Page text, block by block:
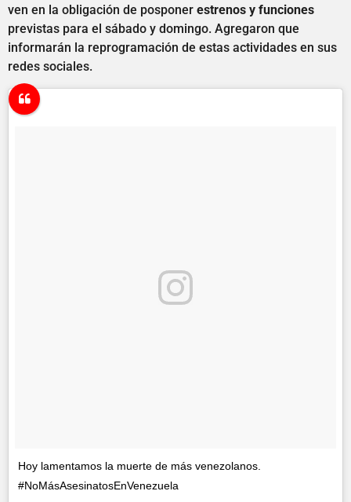
ven en la obligación de posponer estrenos y funciones
previstas para el sábado y domingo. Agregaron que
informarán la reprogramación de estas actividades en sus
redes sociales.
Hoy lamentamos la muerte de más venezolanos.
#NoMásAsesinatosEnVenezuela